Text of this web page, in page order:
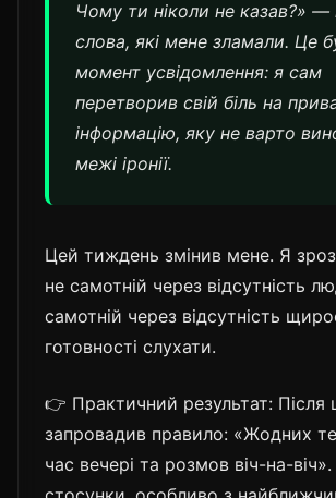
Чому ти ніколи не казав?» —
слова, які мене зламали. Це
момент усвідомлення: я сам
перетворив свій біль на
інформацію, яку не варто
межі іронії.
Цей тиждень змінив мене. Я
не самотній через відсутність
самотній через відсутність
готовності слухати.
👉 Практичний результат: Після
запровадив правило: «Жодних
час вечері та розмов віч-на-віч».